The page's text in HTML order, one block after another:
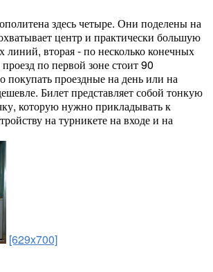
здесь четыре. Они поделены на
центр и практически большую
линий, вторая - по несколько конечных
по первой зоне стоит 90
покупать проездные на день или на
Билет представляет собой тонкую
которую нужно прикладывать к
на турникете на входе и на
[629x700]